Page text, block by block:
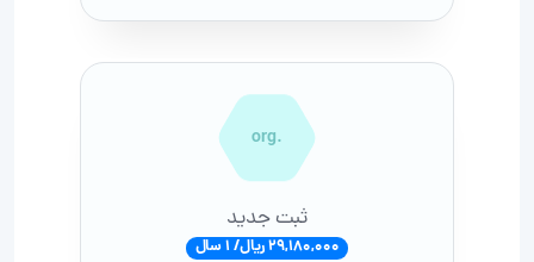
.org
ثبت جدید
29,180,000 ریال/ 1 سال